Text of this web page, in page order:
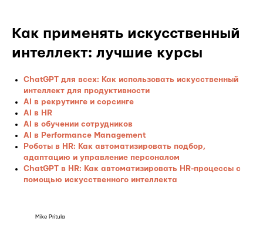
Как применять искусственный
интеллект: лучшие курсы
ChatGPT для всех: Как использовать искусственный
интеллект для продуктивности
AI в рекрутинге и сорсинге
AI в HR
AI в обучении сотрудников
AI в Performance Management
Роботы в HR: Как автоматизировать подбор,
адаптацию и управление персоналом
ChatGPT в HR: Как автоматизировать HR-процессы с
помощью искусственного интеллекта
Mike Pritula